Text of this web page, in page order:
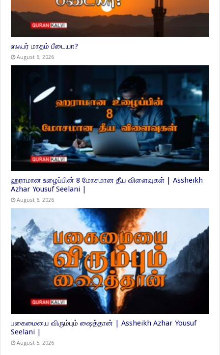
ஸஃபர் மாதம் பீடையா?
August 6, 2026
ஹராமான உழைப்பின் 8 மோசமான தீய விளைவுகள் | Assheikh
Azhar Yousuf Seelani |
August 6, 2026
பகைமையை விரும்பும் ஷைத்தான் | Assheikh Azhar Yousuf
Seelani |
August 5, 2026